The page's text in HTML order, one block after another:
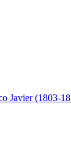
Javier (1803-